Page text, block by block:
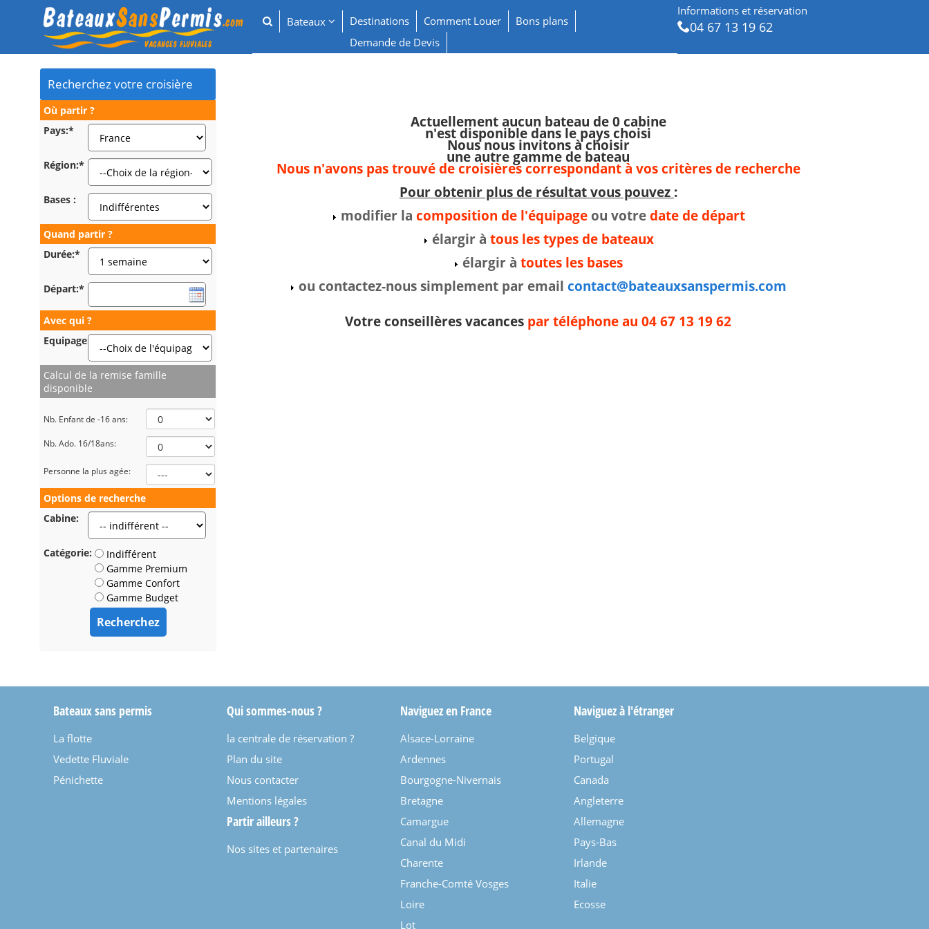
Bateaux Destinations Comment Louer
Bons plans
Demande de Devis
Informations et réservation
04 67 13 19 62
Recherchez votre croisière
Où partir ?
Pays:*
Région:*
Bases :
Quand partir ?
Durée:*
Départ:*
Avec qui ?
Equipage:*
Calcul de la remise famille
disponible
Nb. Enfant de -16 ans:
Nb. Ado. 16/18ans:
Personne la plus agée:
Options de recherche
Cabine:
Catégorie:
Indifférent
Gamme Premium
Gamme Confort
Gamme Budget
Actuellement aucun bateau de 0 cabine
n'est disponible dans le pays choisi
Nous nous invitons à choisir
une autre gamme de bateau
Nous n'avons pas trouvé de croisières correspondant à vos critères de recherche
Pour obtenir plus de résultat vous pouvez :
modifier la composition de l'équipageou votredate de départ
élargir à tous les types de bateaux
élargir à toutes les bases
ou contactez-nous simplement par emailcontact@bateauxsanspermis.com
Votre conseillères vacances par téléphone au 04 67 13 19 62
Bateaux sans permis
La flotte
Vedette Fluviale
Pénichette
Qui sommes-nous ?
la centrale de réservation ?
Plan du site
Nous contacter
Mentions légales
Partir ailleurs ?
Nos sites et partenaires
Naviguez en France
Alsace-Lorraine
Ardennes
Bourgogne-Nivernais
Bretagne
Camargue
Canal du Midi
Charente
Franche-Comté Vosges
Loire
Lot
Naviguez à l'étranger
Belgique
Portugal
Canada
Angleterre
Allemagne
Pays-Bas
Irlande
Italie
Ecosse